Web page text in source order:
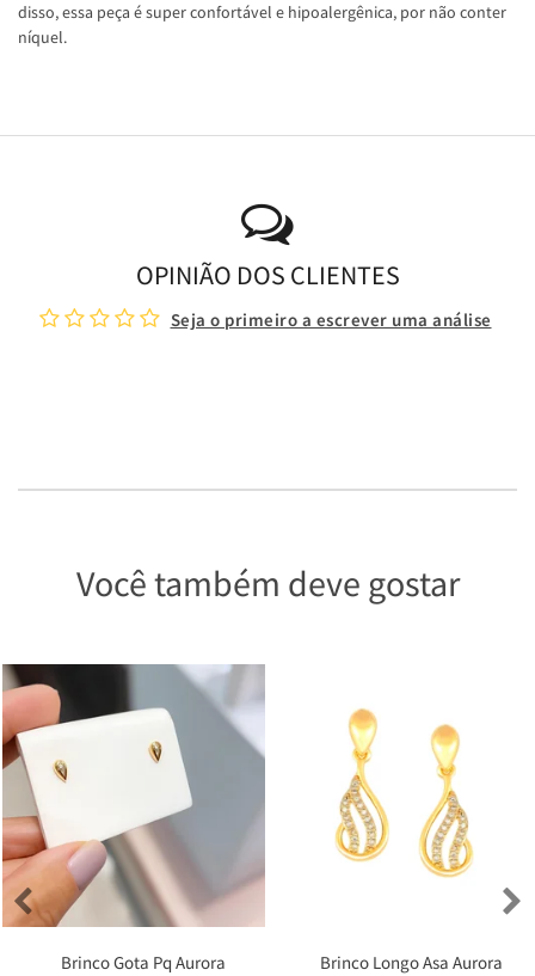
disso, essa peça é super confortável e hipoalergênica, por não conter
níquel.
OPINIÃO DOS CLIENTES
Seja o primeiro a escrever uma análise
Você também deve gostar
Brinco Gota Pq Aurora
Brinco Longo Asa Aurora